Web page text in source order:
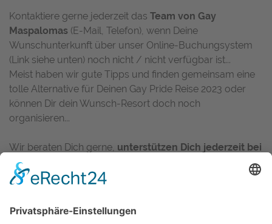
Kontaktiere gerne jederzeit das Team von Gay
Maspalomas (E-Mail, Telefon), wenn Deine
Wunschunterkunft über unser Online-Buchungsystem
(Link siehe unten) noch nicht / nicht verfügbar ist...
Meist haben wir gute Tipps und finden gemeinsam eine
tolle Alternative für Deinen Gay Pride Reise 2023 oder
können Dir dein Wunsch-Resort doch noch
organisieren...
Wir beraten Dich gerne, unterstützen Dich jederzeit bei
Deiner Buchung
und kümmern uns um Alles (rund um
Deine Urlaubsbuchung), damit Du auch 2023 eine
Egal ob Pauschalreise, nur Hotel, Gay Resort oder